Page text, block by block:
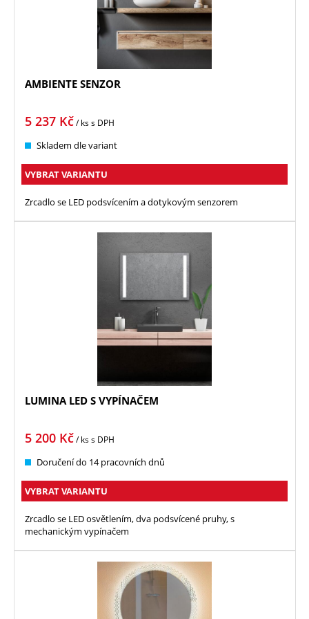
AMBIENTE SENZOR
5 237 Kč/ kss DPH
Skladem dle variant
VYBRAT VARIANTU
Zrcadlo se LED podsvícením a dotykovým senzorem
LUMINA LED S VYPÍNAČEM
5 200 Kč/ kss DPH
Doručení do 14 pracovních dnů
VYBRAT VARIANTU
Zrcadlo se LED osvětlením, dva podsvícené pruhy, s
mechanickým vypínačem